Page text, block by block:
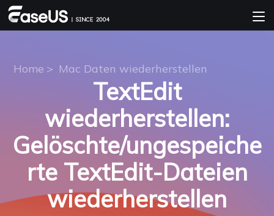
Home > Mac Daten wiederherstellen
TextEdit
wiederherstellen:
Gelöschte/ungespeiche
rte TextEdit-Dateien
wiederherstellen